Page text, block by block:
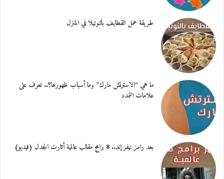
طريقة عمل القطايف بالنوتيلا في المنزل
ما هي “الاسترتش مارك” وما أسباب ظهورها؟.. تعرف على
علامات التمدد
بعد رامز نيفر إند.. 8 برامج مقالب عالمية أثارت الجدل (فيديو)